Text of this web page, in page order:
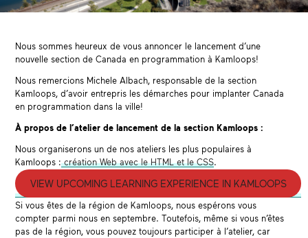
Nous sommes heureux de vous annoncer le lancement d’une
nouvelle section de Canada en programmation à Kamloops!
Nous remercions Michele Albach, responsable de la section
Kamloops, d’avoir entrepris les démarches pour implanter Canada
en programmation dans la ville!
À propos de l’atelier de lancement de la section Kamloops :
Nous organiserons un de nos ateliers les plus populaires à
Kamloops :création Web avec le HTML et le CSS.
VIEW UPCOMING LEARNING EXPERIENCE IN KAMLOOPS
Si vous êtes de la région de Kamloops, nous espérons vous
compter parmi nous en septembre. Toutefois, même si vous n’êtes
pas de la région, vous pouvez toujours participer à l’atelier, car